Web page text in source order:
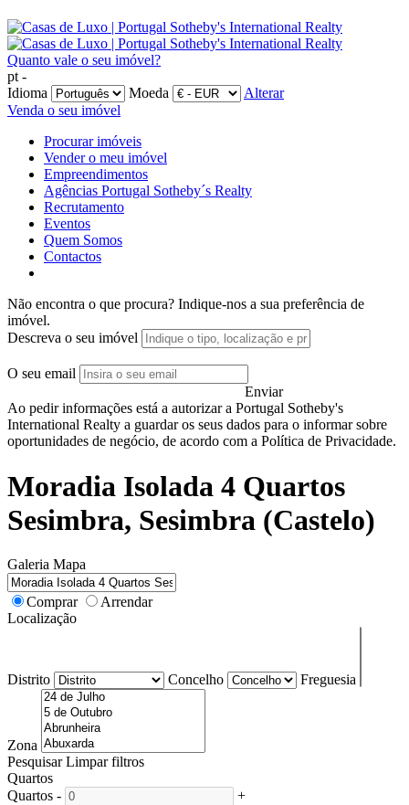
Quanto vale o seu imóvel?
pt -
Idioma
Moeda
Alterar
Venda o seu imóvel
Procurar imóveis
Vender o meu imóvel
Empreendimentos
Agências Portugal Sotheby´s Realty
Recrutamento
Eventos
Quem Somos
Contactos
Não encontra o que procura? Indique-nos a sua preferência de
imóvel.
Descreva o seu imóvel
O seu email
Enviar
Ao pedir informações está a autorizar a Portugal Sotheby's
International Realty a guardar os seus dados para o informar sobre
oportunidades de negócio, de acordo com a Política de Privacidade.
Moradia Isolada 4 Quartos
Sesimbra, Sesimbra (Castelo)
Galeria Mapa
Comprar
Arrendar
Localização
Distrito Concelho Freguesia
Zona
Pesquisar Limpar filtros
Quartos
Quartos -
+